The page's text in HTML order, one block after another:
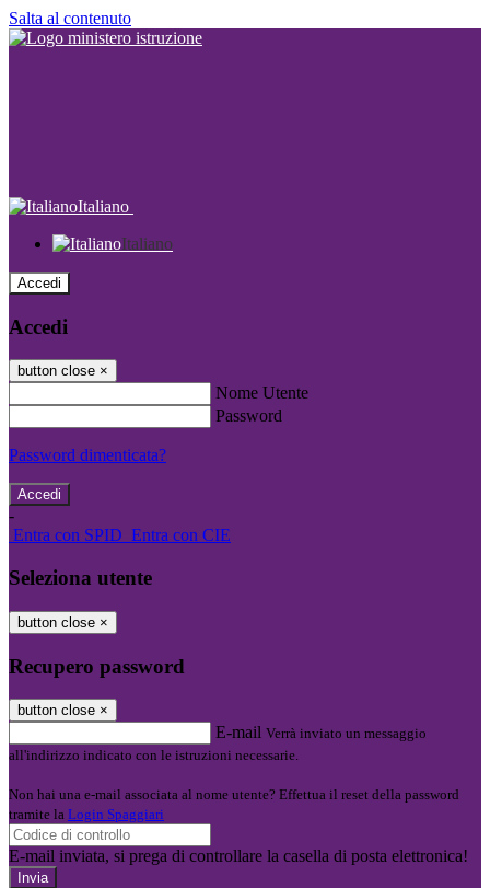
Salta al contenuto
Italiano
Italiano
Accedi
Accedi
button close ×
Nome Utente
Password
Password dimenticata?
-
Entra con SPID Entra con CIE
Seleziona utente
button close ×
Recupero password
button close ×
E-mail Verrà inviato un messaggio
all'indirizzo indicato con le istruzioni necessarie.
Non hai una e-mail associata al nome utente? Effettua il reset della password
tramite la Login Spaggiari
E-mail inviata, si prega di controllare la casella di posta elettronica!